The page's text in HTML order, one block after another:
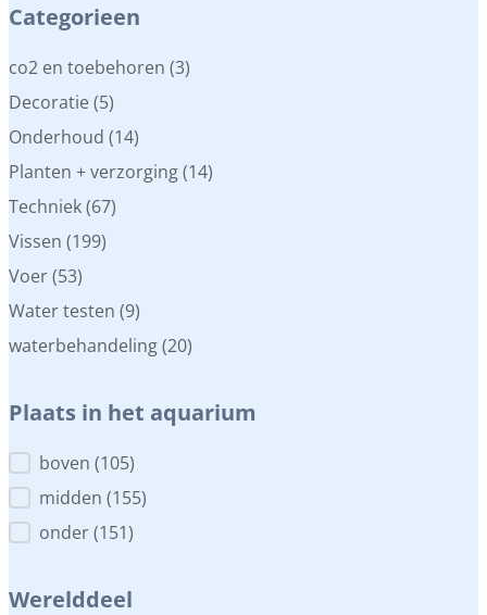
Categorieen
Categorieen
co2 en toebehoren (3)
Decoratie (5)
Onderhoud (14)
Planten + verzorging(14)
Techniek(67)
Vissen (199)
Voer(53)
Water testen (9)
waterbehandeling(20)
Plaats in het aquarium
Plaats in het aquarium
boven (105)
midden (155)
onder(151)
Werelddeel